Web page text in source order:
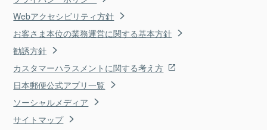
Webアクセシビリティ方針
お客さま本位の業務運営に関する基本方針
勧誘方針
カスタマーハラスメントに関する考え方
日本郵便公式アプリ一覧
ソーシャルメディア
サイトマップ